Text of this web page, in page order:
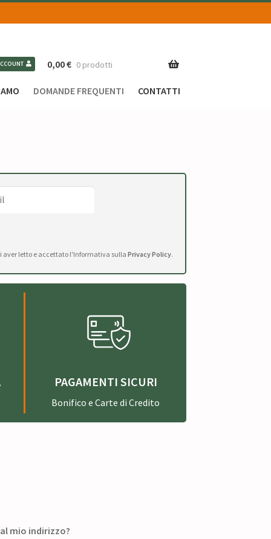
0,00€ 0 prodotti
DOMANDE FREQUENTI CONTATTI
letto e accettato l'Informativa sulla Privacy Policy.
PAGAMENTI SICURI
Bonifico e Carte di Credito
mio indirizzo?